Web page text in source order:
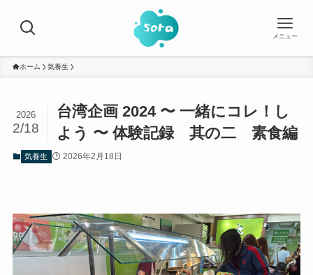
メニュー
ホーム 気養生
台湾企画 2024 〜 一緒にコレ！し
よう 〜 体験記録 其の二 素食編
2026
2/18
気養生 2026年2月18日